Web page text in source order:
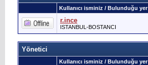
Kullanıcı isminiz / Bulunduğu yer
r.ince
ISTANBUL-BOSTANCI
Yönetici
Kullanıcı isminiz / Bulunduğu yer